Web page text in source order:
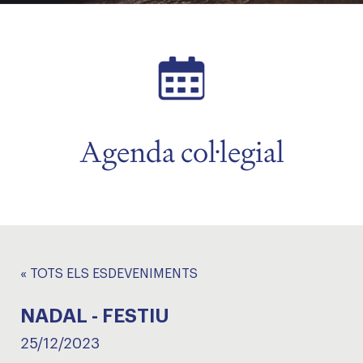
Agenda col·legial
« TOTS ELS ESDEVENIMENTS
NADAL - FESTIU
25/12/2023